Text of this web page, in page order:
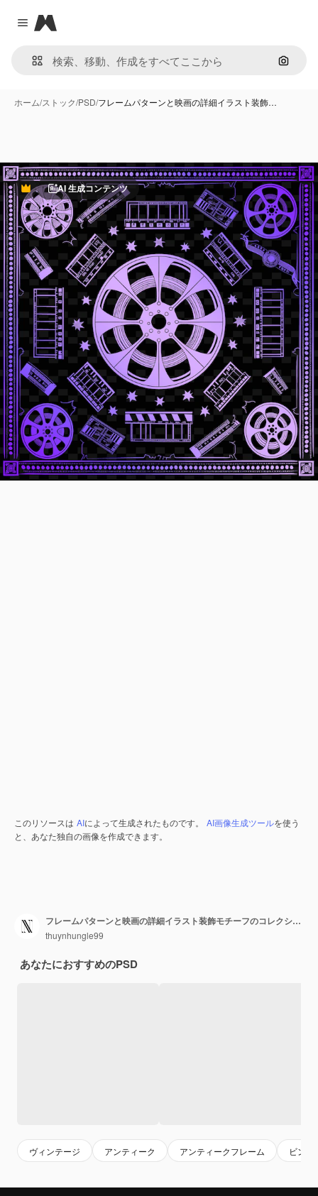
Close menu
Magnific
画像で
ホーム/ストック/PSD/フレームパターンと映画の詳細イラスト装飾…
PremiumAI 生成コンテンツ
このリソースは AIによって生成されたものです。 AI画像生成ツールを使う
と、あなた独自の画像を作成できます。
フレームパターンと映画の詳細イラスト装飾モチーフのコレクションを持つヴィンテージフィルムリル民俗芸術
thuynhungle99
あなたにおすすめのPSD
ヴィンテージ アンティーク アンティークフレーム ビンテ